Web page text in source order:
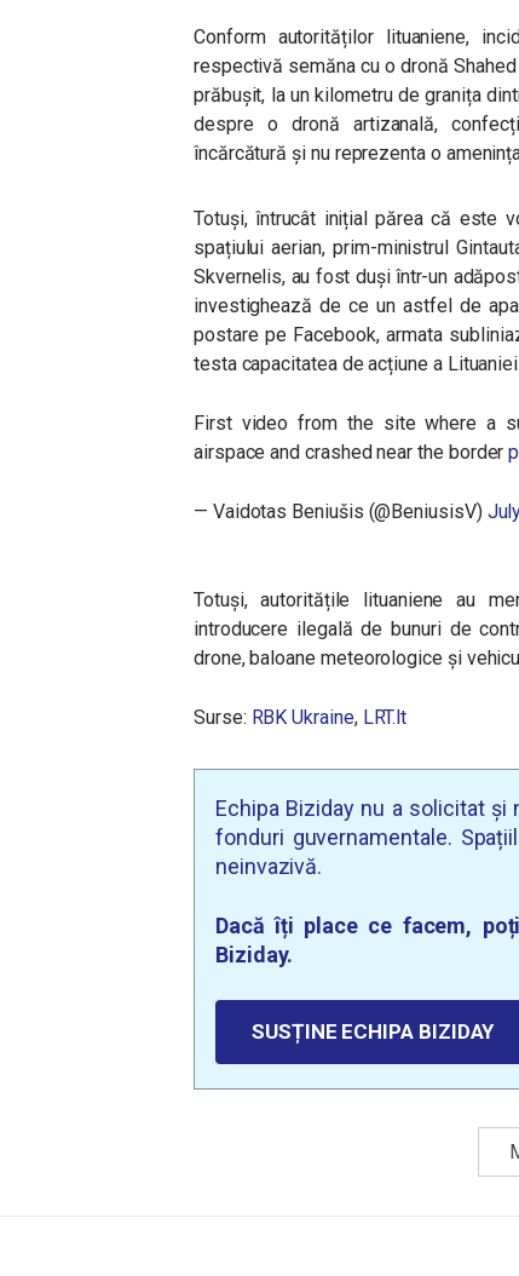
Conform autorităților lituaniene,
respectivă semăna cu o dronă
prăbușit, la un kilometru de granița
despre o dronă artizanală,
încărcătură și nu reprezenta o
Totuși, întrucât inițial părea că este
spațiului aerian, prim-ministrul
Skvernelis, au fost duși într-un
investighează de ce un astfel de
postare pe Facebook, armata
testa capacitatea de acțiune a Lituaniei.
First video from the site where a
airspace and crashed near the border
— Vaidotas Beniušis (@BeniusisV)
Totuși, autoritățile lituaniene au
introducere ilegală de bunuri de
drone, baloane meteorologice și
Surse: RBK Ukraine, LRT.lt
Echipa Biziday nu a solicitat
fonduri guvernamentale.
neinvazivă.
Dacă îți place ce facem,
Biziday.
SUSȚINE ECHIPA BIZIDAY